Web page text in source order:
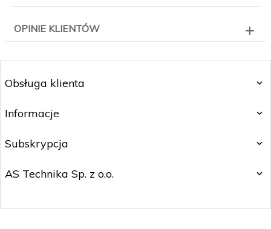
OPINIE KLIENTÓW
Obsługa klienta
Informacje
Subskrypcja
AS Technika Sp. z o.o.